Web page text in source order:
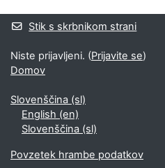
Supplementary blocks
Stik s skrbnikom strani
Niste prijavljeni. (Prijavite se)
Domov
Slovenščina ‎(sl)‎
English ‎(en)‎
Slovenščina ‎(sl)‎
Povzetek hrambe podatkov